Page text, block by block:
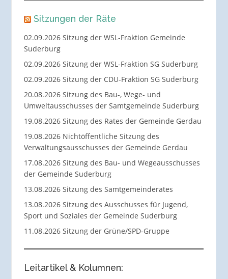
Sitzungen der Räte
02.09.2026 Sitzung der WSL-Fraktion Gemeinde
Suderburg
02.09.2026 Sitzung der WSL-Fraktion SG Suderburg
02.09.2026 Sitzung der CDU-Fraktion SG Suderburg
20.08.2026 Sitzung des Bau-, Wege- und
Umweltausschusses der Samtgemeinde Suderburg
19.08.2026 Sitzung des Rates der Gemeinde Gerdau
19.08.2026 Nichtöffentliche Sitzung des
Verwaltungsausschusses der Gemeinde Gerdau
17.08.2026 Sitzung des Bau- und Wegeausschusses
der Gemeinde Suderburg
13.08.2026 Sitzung des Samtgemeinderates
13.08.2026 Sitzung des Ausschusses für Jugend,
Sport und Soziales der Gemeinde Suderburg
11.08.2026 Sitzung der Grüne/SPD-Gruppe
Leitartikel & Kolumnen: